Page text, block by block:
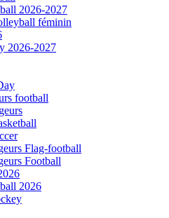
2026-2027
féminin
2026-2027
football
Flag-football
Football
2026